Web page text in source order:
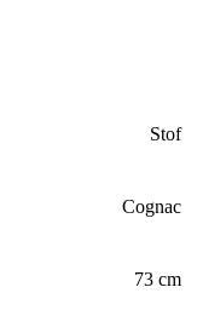
Stof
Cognac
73 cm